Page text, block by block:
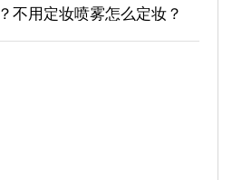
不用定妆喷雾怎么定妆？